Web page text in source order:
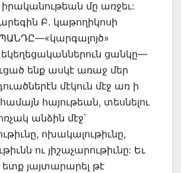
մը առջեւ:
Բ. կաթողիկոսի
ցանկը—
ենք ասկէ առաջ մեր
մէկուն մէջ առ ի
հայութեան, տեսնելու
անձին մէջ՝
ոխակալութիւնը,
ու յիշաչարութիւնը: Եւ
ետք յայտարարել թէ